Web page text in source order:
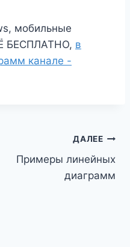
мобильные
БЕСПЛАТНО, в
канале -
ДАЛЕЕ
Примеры линейных
диаграмм